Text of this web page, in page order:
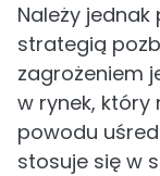
Należy jednak
strategią
zagrożeniem
w rynek, który
powodu
stosuje się w